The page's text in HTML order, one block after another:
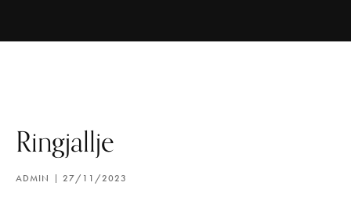
Ringjallje
ADMIN 27/11/2023